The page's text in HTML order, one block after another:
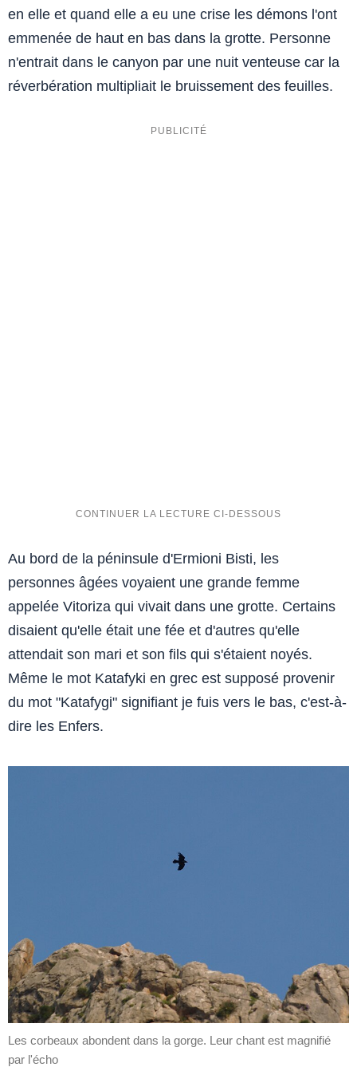
en elle et quand elle a eu une crise les démons l'ont
emmenée de haut en bas dans la grotte. Personne
n'entrait dans le canyon par une nuit venteuse car la
réverbération multipliait le bruissement des feuilles.
Au bord de la péninsule d'Ermioni Bisti, les
personnes âgées voyaient une grande femme
appelée Vitoriza qui vivait dans une grotte. Certains
disaient qu'elle était une fée et d'autres qu'elle
attendait son mari et son fils qui s'étaient noyés.
Même le mot Katafyki en grec est supposé provenir
du mot "Katafygi" signifiant je fuis vers le bas, c'est-à-
dire les Enfers.
Les corbeaux abondent dans la gorge. Leur chant est magnifié
par l'écho